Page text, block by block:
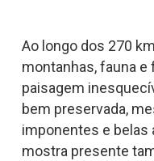
Ao longo dos 270
montanhas, fauna
paisagem
bem preservada,
imponentes e belas
mostra presente